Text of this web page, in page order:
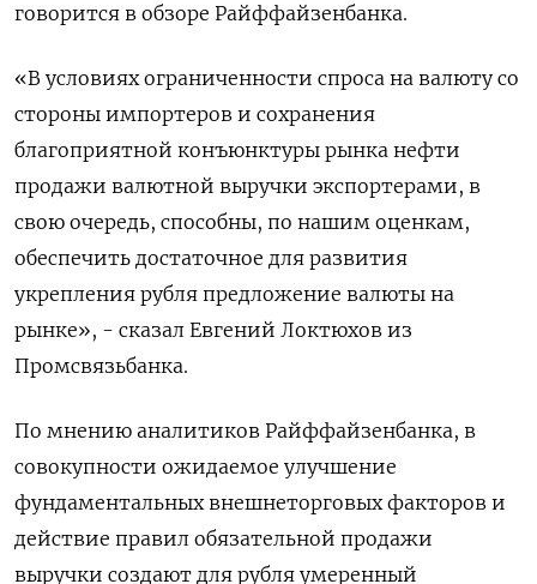
говорится в обзоре Райффайзенбанка.
«В условиях ограниченности спроса на валюту со
стороны импортеров и сохранения
благоприятной конъюнктуры рынка нефти
продажи валютной выручки экспортерами, в
свою очередь, способны, по нашим оценкам,
обеспечить достаточное для развития
укрепления рубля предложение валюты на
рынке», - сказал Евгений Локтюхов из
Промсвязьбанка.
По мнению аналитиков Райффайзенбанка, в
совокупности ожидаемое улучшение
фундаментальных внешнеторговых факторов и
действие правил обязательной продажи
выручки создают для рубля умеренный